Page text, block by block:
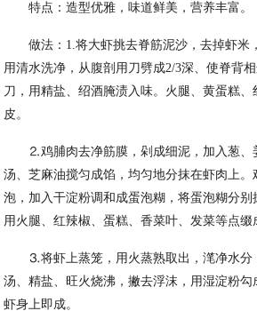
特点：造型优雅，味道鲜美，营养丰富。
做法：1.将大虾挑去脊筋泥沙，去掉虾米
用清水洗净，从腹剖用刀劈成2/3深、使脊背
刀，用精盐、绍酒腌渍入味。火腿、黄蛋糕
皮。
⒉鸡脯肉去净筋膜，剁成细泥，加入葱、
汤、芝麻油搅匀成馅，均匀地分抹在虾肉上
泡，加入干淀粉调和成蛋泡糊，将蛋泡糊分
用火腿、红辣椒、蛋糕、香菜叶、发菜等点缀
⒊将虾上蒸笼，用火蒸熟取出，滗净水分
汤、精盐、旺火烧沸，撇去浮沫，用湿淀粉
虾身上即成。